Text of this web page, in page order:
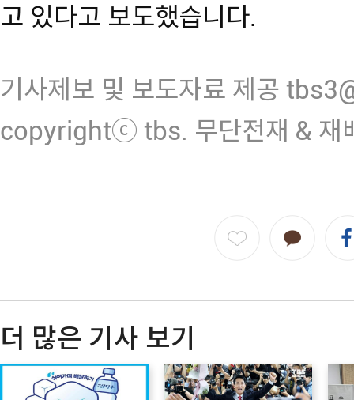
고 있다고 보도했습니다.
기사제보 및 보도자료 제공
copyrightⓒ tbs. 무단전재 & 재
더 많은 기사 보기